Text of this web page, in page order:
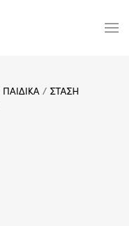
ΠΑΙΔΙΚΑ / ΣΤΑΣΗ